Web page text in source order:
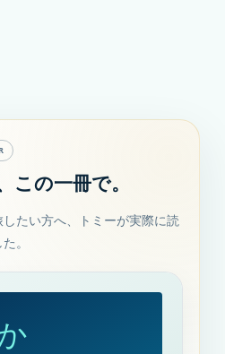
この一冊で。
たい方へ、トミーが実際に読
。